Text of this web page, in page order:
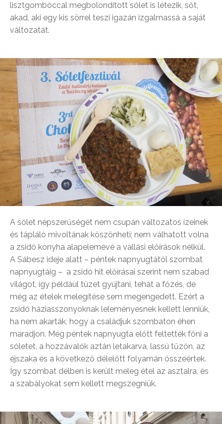
lisztgombóccal megbolondított sólet is létezik, sőt,
akad, aki egy kis sörrel teszi igazán izgalmassá a saját
változatát.
A sólet népszerűségét nem csupán változatos ízeinek
és tápláló mivoltának köszönheti; nem válhatott volna
a zsidó konyha alapelemévé a vallási előírások nélkül.
A Sábesz ideje alatt – péntek napnyugtától szombat
napnyugtáig – a zsidó hit előírásai szerint nem szabad
világot, így például tüzet gyújtani, tehát a főzés, de
még az ételek melegítése sem megengedett. Ezért a
zsidó háziasszonyoknak leleményesnek kellett lenniük,
ha nem akarták, hogy a családjuk szombaton éhen
maradjon. Még péntek napnyugta előtt feltették főni a
sóletet, a hozzávalók aztán letakarva, lassú tűzön, az
éjszaka és a következő délelőtt folyamán összeértek.
Így szombat délben is került meleg étel az asztalra, és
a szabályokat sem kellett megszegniük.